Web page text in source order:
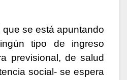
se está apuntando
tipo de ingreso
previsional, de salud
social- se espera